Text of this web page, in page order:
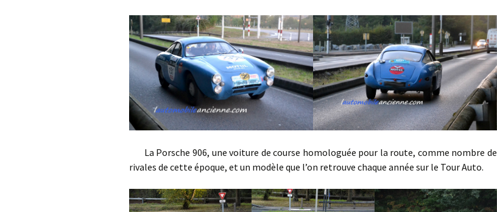
La Porsche 906, une voiture de course homologuée pour la route, comme nombre de
rivales de cette époque, et un modèle que l’on retrouve chaque année sur le Tour Auto.